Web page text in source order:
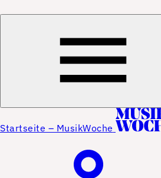
Startseite – MusikWoche